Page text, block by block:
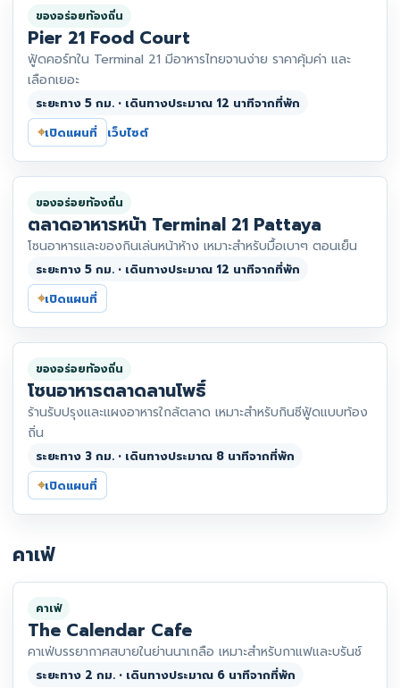
ของอร่อยท้องถิ่น
Pier 21 Food Court
ฟู้ดคอร์ทใน Terminal 21 มีอาหารไทยจานง่าย ราคาคุ้มค่า และ
เลือกเยอะ
ระยะทาง 5 กม. • เดินทางประมาณ 12 นาทีจากที่พัก
⌖เปิดแผนที่ เว็บไซต์
ของอร่อยท้องถิ่น
ตลาดอาหารหน้า Terminal 21 Pattaya
โซนอาหารและของกินเล่นหน้าห้าง เหมาะสำหรับมื้อเบาๆ ตอนเย็น
ระยะทาง 5 กม. • เดินทางประมาณ 12 นาทีจากที่พัก
⌖เปิดแผนที่
ของอร่อยท้องถิ่น
โซนอาหารตลาดลานโพธิ์
ร้านรับปรุงและแผงอาหารใกล้ตลาด เหมาะสำหรับกินซีฟู้ดแบบท้อง
ถิ่น
ระยะทาง 3 กม. • เดินทางประมาณ 8 นาทีจากที่พัก
⌖เปิดแผนที่
คาเฟ่
คาเฟ่
The Calendar Cafe
คาเฟ่บรรยากาศสบายในย่านนาเกลือ เหมาะสำหรับกาแฟและบรันช์
ระยะทาง 2 กม. • เดินทางประมาณ 6 นาทีจากที่พัก